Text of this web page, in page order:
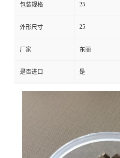
包装规格 25
外形尺寸 25
厂家 东丽
是否进口 是